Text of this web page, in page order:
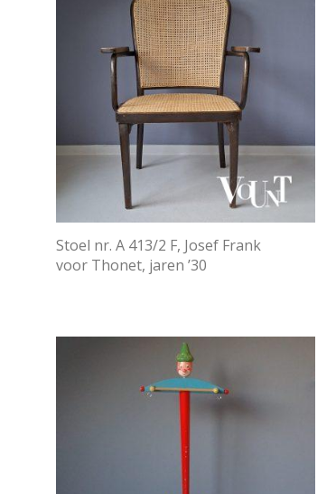
Stoel nr. A 413/2 F, Josef Frank
voor Thonet, jaren ’30